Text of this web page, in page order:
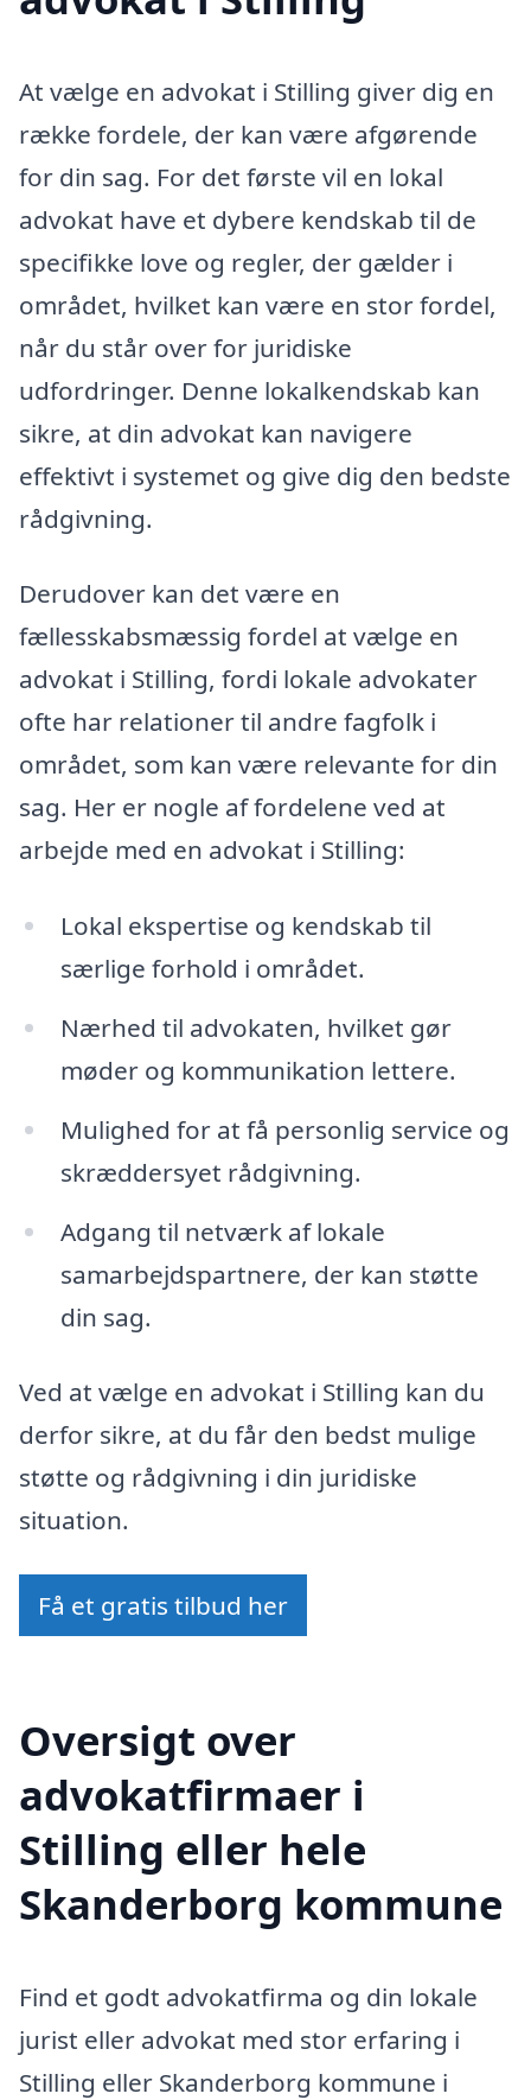
At vælge en advokat i Stilling giver dig en
række fordele, der kan være afgørende
for din sag. For det første vil en lokal
advokat have et dybere kendskab til de
specifikke love og regler, der gælder i
området, hvilket kan være en stor fordel,
når du står over for juridiske
udfordringer. Denne lokalkendskab kan
sikre, at din advokat kan navigere
effektivt i systemet og give dig den bedste
rådgivning.
Derudover kan det være en
fællesskabsmæssig fordel at vælge en
advokat i Stilling, fordi lokale advokater
ofte har relationer til andre fagfolk i
området, som kan være relevante for din
sag. Her er nogle af fordelene ved at
arbejde med en advokat i Stilling:
Lokal ekspertise og kendskab til
særlige forhold i området.
Nærhed til advokaten, hvilket gør
møder og kommunikation lettere.
Mulighed for at få personlig service og
skræddersyet rådgivning.
Adgang til netværk af lokale
samarbejdspartnere, der kan støtte
din sag.
Ved at vælge en advokat i Stilling kan du
derfor sikre, at du får den bedst mulige
støtte og rådgivning i din juridiske
situation.
Få et gratis tilbud her
Oversigt over
advokatfirmaer i
Stilling eller hele
Skanderborg kommune
Find et godt advokatfirma og din lokale
jurist eller advokat med stor erfaring i
Stilling eller Skanderborg kommune i